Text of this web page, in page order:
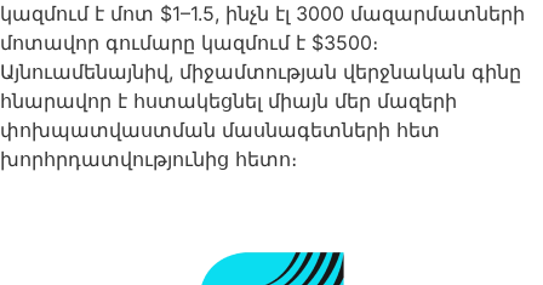
կազմում է մոտ $1–1.5, ինչն էլ 3000 մազարմատների
մոտավոր գումարը կազմում է $3500։
Այնուամենայնիվ, միջամտության վերջնական գինը
հնարավոր է հստակեցնել միայն մեր մազերի
փոխպատվաստման մասնագետների հետ
խորհրդատվությունից հետո։